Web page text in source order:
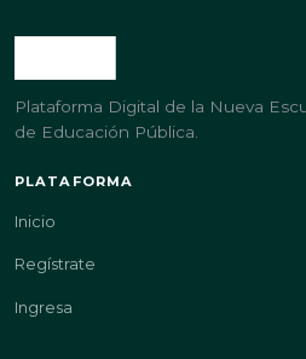
Plataforma Digital de la Nueva
de Educación Pública.
PLATAFORMA
Inicio
Regístrate
Ingresa